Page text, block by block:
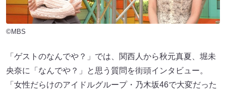
©MBS
「ゲストのなんでや？」では、関西人から秋元真夏、堀未
央奈に「なんでや？」と思う質問を街頭インタビュー。
「女性だらけのアイドルグループ・乃木坂46で大変だった